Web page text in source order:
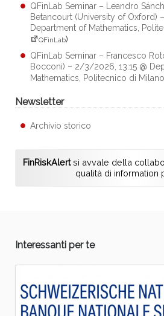
QFinLab Seminar – Leandro
Betancourt (University of Oxford)
Department of Mathematics,
QFinLab)
QFinLab Seminar – Francesco
Bocconi) – 2/3/2026, 13:15 @
Mathematics, Politecnico di Milano
Newsletter
Archivio storico
FinRiskAlertsi avvale della
qualità di information
Interessanti per te